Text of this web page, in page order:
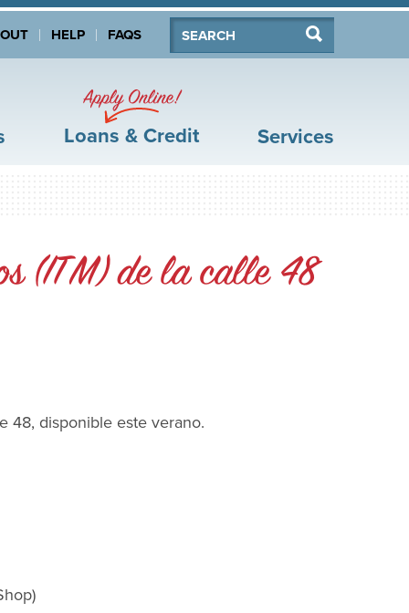
Search
HELP FAQS
Apply Online!
Loans & Credit Services
(ITM) de la calle 48
48, disponible este verano.